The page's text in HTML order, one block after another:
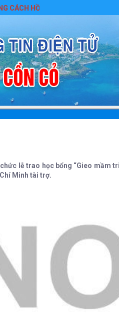
HỒ CHÍ MINH
lễ trao học bổng “Gieo mầm
Minh tài trợ.